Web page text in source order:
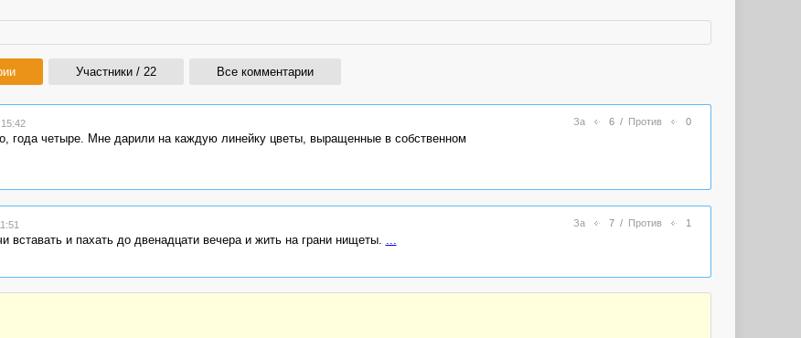
Участники / 22 Все комментарии
За 6/ Против 0
года четыре. Мне дарили на каждую линейку цветы, выращенные в собственном
За 7/ Против 1
и пахать до двенадцати вечера и жить на грани нищеты.